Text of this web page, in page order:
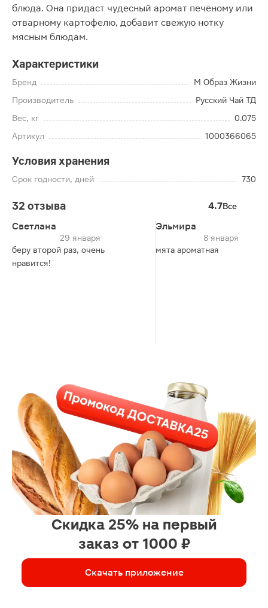
блюда. Она придаст чудесный аромат печёному или
отварному картофелю, добавит свежую нотку
мясным блюдам.
Характеристики
Бренд
М Образ Жизни
Производитель
Русский Чай ТД
Вес, кг
0.075
Артикул
1000366065
Условия хранения
Срок годности, дней 730
32 отзыва 4.7Все
Светлана
29 января
беру второй раз, очень
нравится!
Эльмира
8 января
мята ароматная
Скидка 25% на первый
заказ от 1000 ₽
Скачать приложение